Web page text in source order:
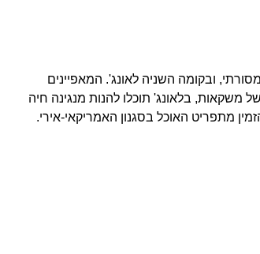
ובקומה השניה לאונג'. המאפיינים
משקאות, בלאונג' תוכלו להנות מנגינה חיה
מתפריט האוכל בסגנון האמריקאי-אירי.